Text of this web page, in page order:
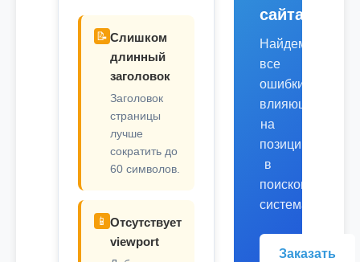
📝 Слишком
длинный
заголовок
Заголовок
страницы
лучше
сократить до
60 символов.
📱 Отсутствует
viewport
сайта
Найдем
все
ошибки,
влияющие
на
позиции
в
поисковых
системах.
Заказать